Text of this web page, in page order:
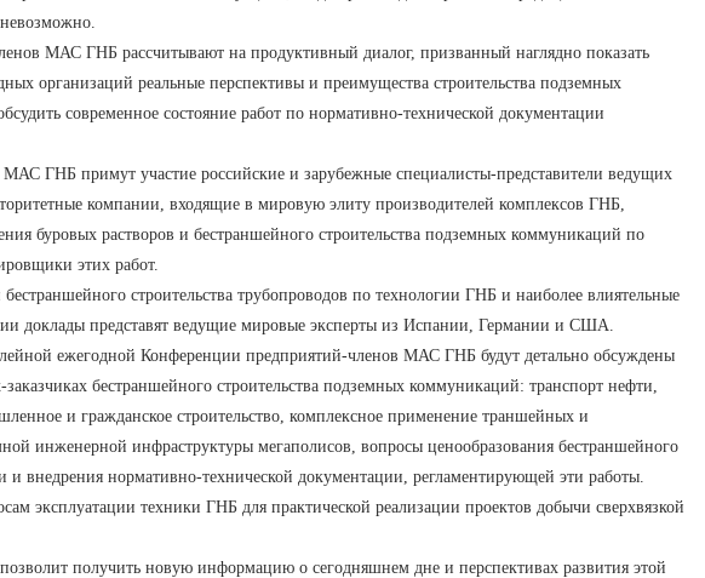
МАС ГНБ рассчитывают на продуктивный диалог, призванный наглядно показать
организаций реальные перспективы и преимущества строительства подземных
современное состояние работ по нормативно-технической документации
ГНБ примут участие российские и зарубежные специалисты-представители ведущих
компании, входящие в мировую элиту производителей комплексов ГНБ,
буровых растворов и бестраншейного строительства подземных коммуникаций по
этих работ.
строительства трубопроводов по технологии ГНБ и наиболее влиятельные
доклады представят ведущие мировые эксперты из Испании, Германии и США.
ежегодной Конференции предприятий-членов МАС ГНБ будут детально обсуждены
бестраншейного строительства подземных коммуникаций: транспорт нефти,
и гражданское строительство, комплексное применение траншейных и
инженерной инфраструктуры мегаполисов, вопросы ценообразования бестраншейного
внедрения нормативно-технической документации, регламентирующей эти работы.
эксплуатации техники ГНБ для практической реализации проектов добычи сверхвязкой
получить новую информацию о сегодняшнем дне и перспективах развития этой